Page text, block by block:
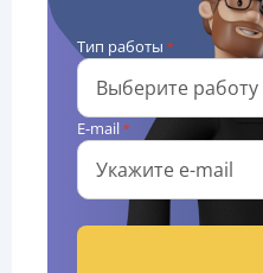
Тип работы *
E-mail *